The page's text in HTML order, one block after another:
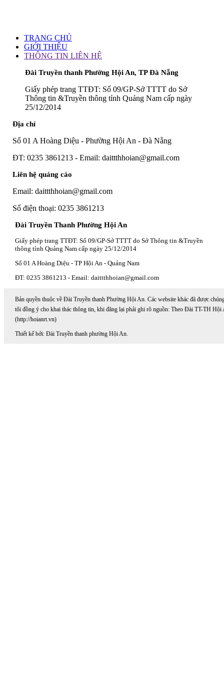
TRANG CHỦ
GIỚI THIỆU
THÔNG TIN LIÊN HỆ
Đài Truyền thanh Phường Hội An, TP Đà Nẵng
Giấy phép trang TTĐT: Số 09/GP-Sở TTTT do Sở
Thông tin &Truyền thông tỉnh Quảng Nam cấp ngày
25/12/2014
Địa chỉ
Số 01 A Hoàng Diệu - Phường Hội An - Đà Nẵng
ĐT: 0235 3861213 - Email: daittthhoian@gmail.com
Liên hệ quảng cáo
Email: daittthhoian@gmail.com
Số điện thoại: 0235 3861213
Đài Truyền Thanh Phường Hội An
Giấy phép trang TTĐT: Số 09/GP-Sở TTTT do Sở Thông tin &Truyền
thông tỉnh Quảng Nam cấp ngày 25/12/2014
Số 01 A Hoàng Diệu - TP Hội An - Quảng Nam
ĐT: 0235 3861213 - Email: daittthhoian@gmail.com
Bản quyền thuộc về Đài Truyền thanh Phường Hội An. Các website khác đã được
tôi đồng ý cho khai thác thông tin, khi đăng lại phải ghi rõ nguồn: Theo Đài TT-TH Hội
(http://hoianrt.vn)
Thiết kế bởi: Đài Truyền thanh phường Hội An.